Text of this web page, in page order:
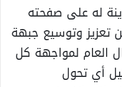
له على صفحته
تعزيز وتوسيع جبهة
العام لمواجهة كل
أي تحول